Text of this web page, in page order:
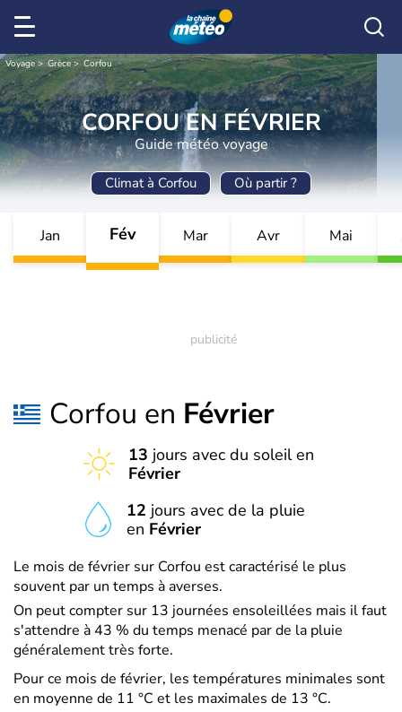
Voyage Grèce Corfou
CORFOU EN FÉVRIER
Guide météo voyage
Climat à Corfou Où partir ?
Jan Fév Mar Avr Mai
Corfou en Février
13 jours avec du soleil en
Février
12 jours avec de la pluie
en Février
Le mois de février sur Corfou est caractérisé le plus
souvent par un temps à averses.
On peut compter sur 13 journées ensoleillées mais il faut
s'attendre à 43 % du temps menacé par de la pluie
généralement très forte.
Pour ce mois de février, les températures minimales sont
en moyenne de 11 °C et les maximales de 13 °C.